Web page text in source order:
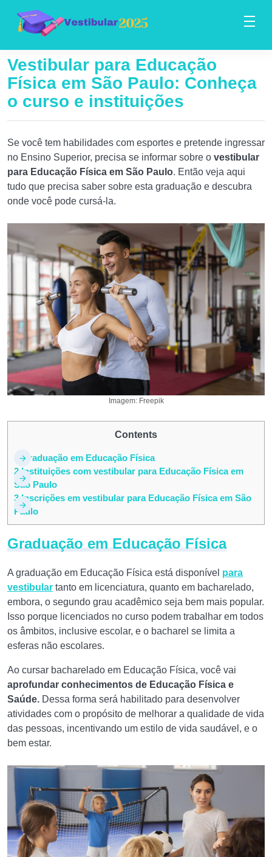
Vestibular para Educação
Física em São Paulo: Conheça
o curso e instituições
Se você tem habilidades com esportes e pretende ingressar
no Ensino Superior, precisa se informar sobre o vestibular
para Educação Física em São Paulo. Então veja aqui
tudo que precisa saber sobre esta graduação e descubra
onde você pode cursá-la.
Imagem: Freepik
Contents
Graduação em Educação Física
2 Instituições com vestibular para Educação Física em
São Paulo
3 Inscrições em vestibular para Educação Física em São
Paulo
Graduação em Educação Física
A graduação em Educação Física está disponível para
vestibular tanto em licenciatura, quanto em bacharelado,
embora, o segundo grau acadêmico seja bem mais popular.
Isso porque licenciados no curso podem trabalhar em todos
os âmbitos, inclusive escolar, e o bacharel se limita a
esferas não escolares.
Ao cursar bacharelado em Educação Física, você vai
aprofundar conhecimentos de Educação Física e
Saúde. Dessa forma será habilitado para desenvolver
atividades com o propósito de melhorar a qualidade de vida
das pessoas, incentivando um estilo de vida saudável, e o
bem estar.